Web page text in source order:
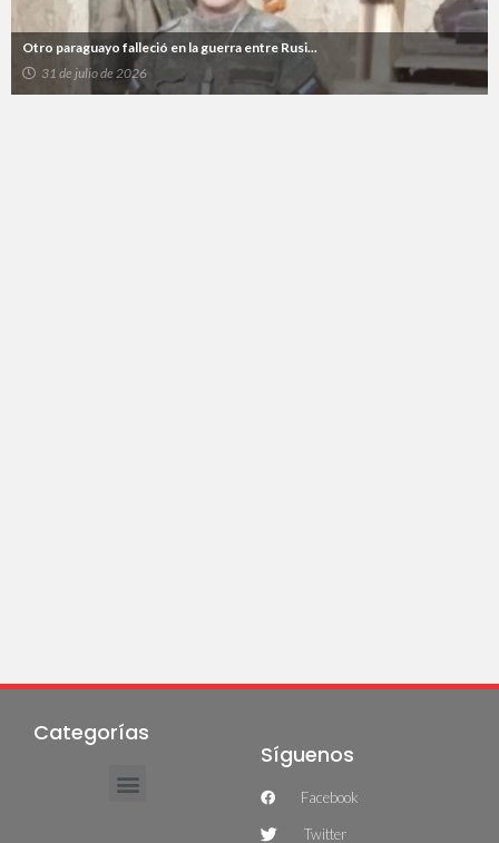
Otro paraguayo falleció en la guerra entre Rusi...
31 de julio de 2026
Categorías
Síguenos
Facebook
Twitter